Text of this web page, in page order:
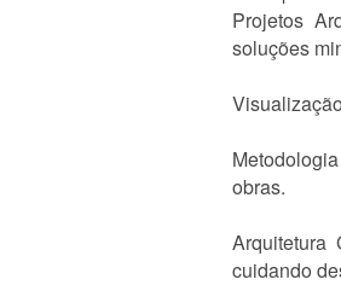
Projetos
soluções
obras.
Arquitetura
cuidando